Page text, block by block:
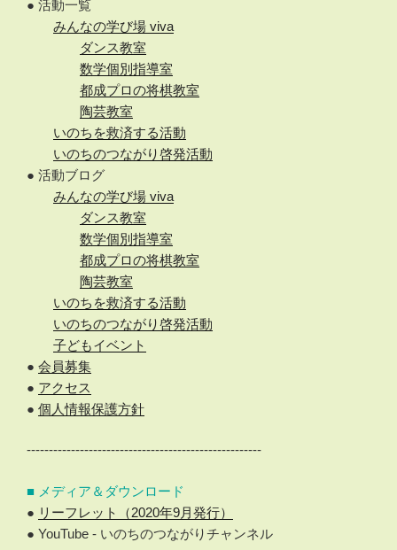
● 活動一覧
みんなの学び場 viva
ダンス教室
数学個別指導室
都成プロの将棋教室
陶芸教室
いのちを救済する活動
いのちのつながり啓発活動
● 活動ブログ
みんなの学び場 viva
ダンス教室
数学個別指導室
都成プロの将棋教室
陶芸教室
いのちを救済する活動
いのちのつながり啓発活動
子どもイベント
● 会員募集
● アクセス
● 個人情報保護方針
-----------------------------------------------------
■ メディア＆ダウンロード
● リーフレット（2020年9月発行）
● YouTube - いのちのつながりチャンネル